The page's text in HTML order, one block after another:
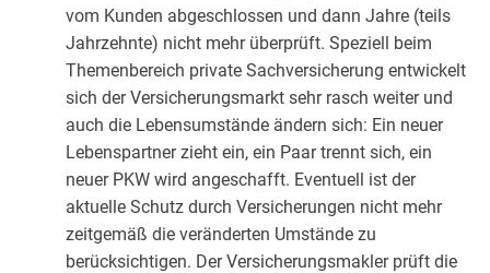
vom Kunden abgeschlossen und dann Jahre (teils
Jahrzehnte) nicht mehr überprüft. Speziell beim
Themenbereich private Sachversicherung entwickelt
sich der Versicherungsmarkt sehr rasch weiter und
auch die Lebensumstände ändern sich: Ein neuer
Lebenspartner zieht ein, ein Paar trennt sich, ein
neuer PKW wird angeschafft. Eventuell ist der
aktuelle Schutz durch Versicherungen nicht mehr
zeitgemäß die veränderten Umstände zu
berücksichtigen. Der Versicherungsmakler prüft die